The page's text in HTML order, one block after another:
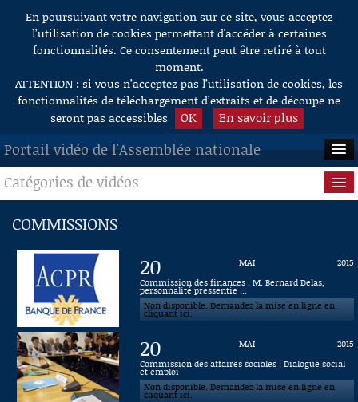
Aller au contenu
En poursuivant votre navigation sur ce site, vous acceptez
l’utilisation de cookies permettant d'accéder à certaines
fonctionnalités. Ce consentement peut être retiré à tout
moment.
ATTENTION : si vous n’acceptez pas l’utilisation de cookies, les
fonctionnalités de téléchargement d’extraits et de découpe ne
seront pas accessibles
OK En savoir plus
Portail vidéo de l'Assemblée nationale
ACCUEIL
EN DIRECT
À LA DEMANDE
RECHERCHE
AIDE À LA DÉCOUPE
DE VIDÉOS
Catégories de vidéos
Questions au Gouvernement
Commissions
Présidence
Évènements
Connaissance, Histoire
COMMISSIONS
20 MAI
2015
Commission des finances : M. Bernard Delas,
personnalité pressentie ...
Non disponible. Demandez la mise en ligne en
cliquant ici.
20 MAI
2015
Commission des affaires sociales : Dialogue social
et emploi
Non disponible. Demandez la mise en ligne en
cliquant ici.